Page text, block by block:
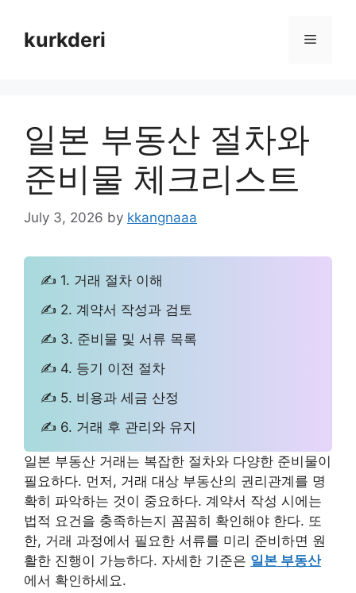
contentkurkderi Menu
일본 부동산 절차와
준비물 체크리스트
July 3, 2026 by kkangnaaa
✍ 1. 거래 절차 이해
✍ 2. 계약서 작성과 검토
✍ 3. 준비물 및 서류 목록
✍ 4. 등기 이전 절차
✍ 5. 비용과 세금 산정
✍ 6. 거래 후 관리와 유지
일본 부동산 거래는 복잡한 절차와 다양한 준비물이
필요하다. 먼저, 거래 대상 부동산의 권리관계를 명
확히 파악하는 것이 중요하다. 계약서 작성 시에는
법적 요건을 충족하는지 꼼꼼히 확인해야 한다. 또
한, 거래 과정에서 필요한 서류를 미리 준비하면 원
활한 진행이 가능하다. 자세한 기준은 일본 부동산
에서 확인하세요.